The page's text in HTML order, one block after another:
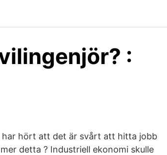
:
hört att det är svårt att hitta jobb
detta ? Industriell ekonomi skulle